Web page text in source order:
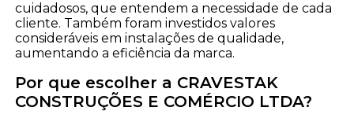
cuidadosos, que entendem a necessidade de cada
cliente. Também foram investidos valores
consideráveis em instalações de qualidade,
aumentando a eficiência da marca.
Por que escolher a CRAVESTAK
CONSTRUÇÕES E COMÉRCIO LTDA?